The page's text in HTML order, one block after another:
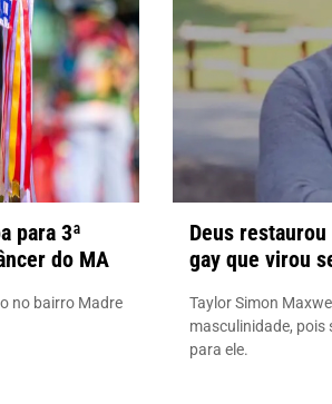
para 3ª
do MA
no bairro Madre
Deus
gay que virou
Taylor Simon
masculinidade, pois
para ele.